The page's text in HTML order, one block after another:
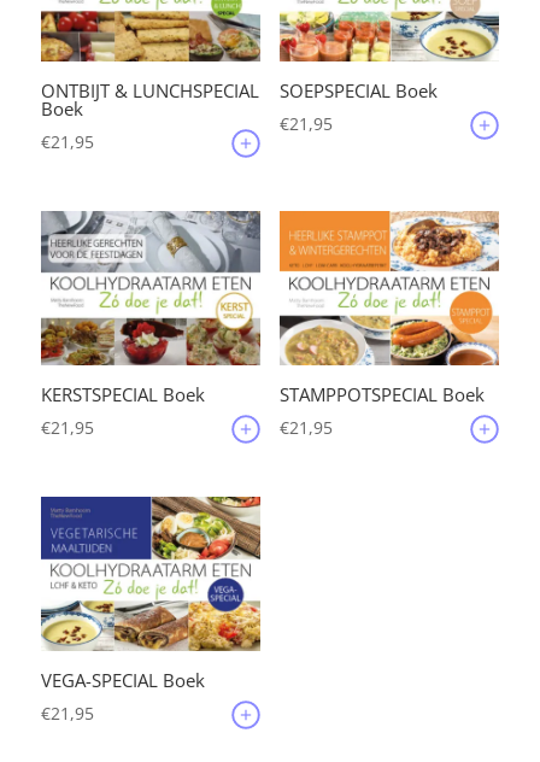
ONTBIJT & LUNCHSPECIAL
Boek
€21,95
SOEPSPECIAL Boek
€21,95
KERSTSPECIAL Boek
€21,95
STAMPPOTSPECIAL Boek
€21,95
VEGA-SPECIAL Boek
€21,95